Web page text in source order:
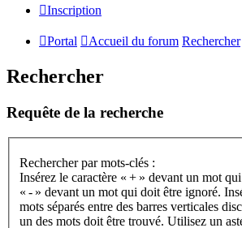
Inscription
Portal Accueil du forum Rechercher
Rechercher
Requête de la recherche
Rechercher par mots-clés :
Insérez le caractère « + » devant un mot
« - » devant un mot qui doit être ignoré.
mots séparés entre des barres verticales
un des mots doit être trouvé. Utilisez un